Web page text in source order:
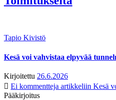
Tapio Kivistö
Kesä voi vahvistaa elpyvää
Kirjoitettu 26.6.2026
Ei kommentteja artikkeliin Kesä
Pääkirjoitus